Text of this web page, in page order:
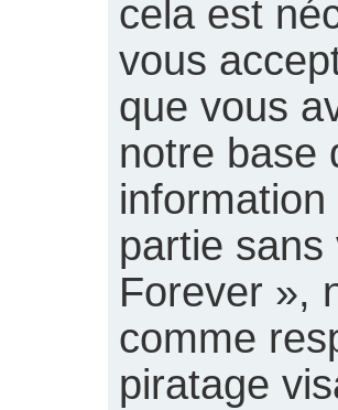
cela est
vous
que vous
notre base
partie
Forever »,
comme
piratage